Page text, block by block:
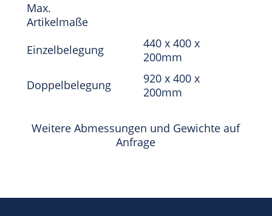
Max.
Artikelmaße
Einzelbelegung
440 x 400 x
200mm
Doppelbelegung
920 x 400 x
200mm
Weitere Abmessungen und Gewichte auf
Anfrage